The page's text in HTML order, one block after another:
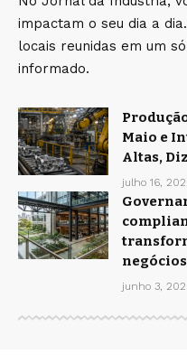
impactam o seu dia a
locais reunidas em um
informado.
Maio e
Altas,
julho 16,
junho 3,